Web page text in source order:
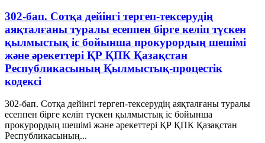
302-бап. Сотқа дейінгі тергеп-тексерудің
аяқталғаны туралы есеппен бірге келіп түскен
қылмыстық іс бойынша прокурордың шешімі
және әрекеттері ҚР ҚПК Қазақстан
Республикасының Қылмыстық-процестік
кодексi
302-бап. Сотқа дейінгі тергеп-тексерудің аяқталғаны туралы
есеппен бірге келіп түскен қылмыстық іс бойынша
прокурордың шешімі және әрекеттері ҚР ҚПК Қазақстан
Республикасының...